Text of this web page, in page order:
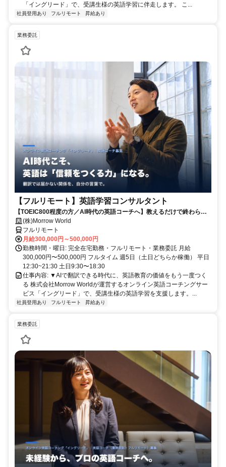
「イングリード」で、受講生様の英語学習に伴走します。 こ...
社員登用あり フルリモート 昇給あり
業務委託
【フルリモート】英語学習コンサルタント
【TOEIC800程度の方／AI時代の英語コーチへ】教えるだけで終わらな
い。受講生の学習習慣と“自分の言葉で伝える力”を育てるお仕事です
(株)Morrow World
フルリモート
月給300,000円～500,000円
勤務時間・曜日: 完全在宅勤務・フルリモート・業務委託 月給
300,000円〜500,000円 フルタイム 週5日（土日どちらか稼働） 平日
12:30~21:30 土日9:30〜18:30
仕事内容: ▼AIで翻訳できる時代に、英語教育の価値をもう一度つく
る 株式会社Morrow Worldが運営するオンライン英語コーチングサー
ビス「イングリード」で、受講生様の英語学習を支援します。...
社員登用あり フルリモート 昇給あり
業務委託